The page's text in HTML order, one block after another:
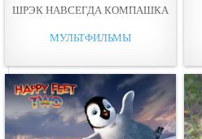
ШРЭК НАВСЕГДА КОМПАШКА
МУЛЬТФИЛЬМЫ